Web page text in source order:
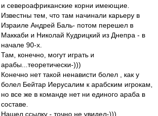
и североафриканские корни имеющие.
Известны тем, что там начинали карьеру в
Израиле Андрей Баль- потом перешел в
Маккаби и Николай Кудрицкий из Днепра - в
начале 90-х.
Там, конечно, могут играть и
арабы...теоретически-)))
Конечно нет такой ненависти болел , как у
болел Бейтар Иерусалим к арабским игрокам,
но все же в команде нет ни единого араба в
составе.
Нашел ссылку - точно не увидел-)))